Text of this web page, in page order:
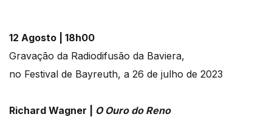
12 Agosto | 18h00
Gravação da Radiodifusão da Baviera,
no Festival de Bayreuth, a 26 de julho de 2023
Richard Wagner | O Ouro do Reno